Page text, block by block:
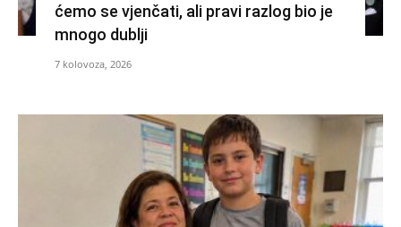
ćemo se vjenčati, ali pravi razlog bio je
mnogo dublji
7 kolovoza, 2026